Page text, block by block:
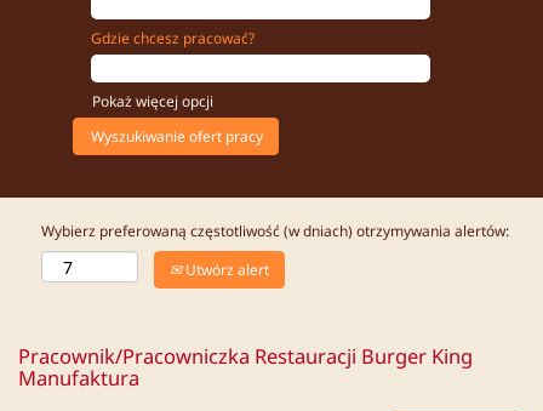
Gdzie chcesz pracować?
Pokaż więcej opcji
Wybierz preferowaną częstotliwość (w dniach) otrzymywania alertów:
Utwórz alert
Pracownik/Pracowniczka Restauracji Burger King
Manufaktura